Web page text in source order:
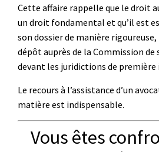
Cette affaire rappelle que le droit
un droit fondamental et qu’il est
son dossier de manière
dépôt auprès de la Commission
devant les juridictions de première
Le recours à l’assistance d’un
matière est indispensable.
Vous êtes